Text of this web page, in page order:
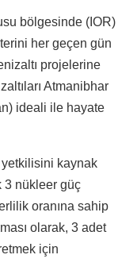
bölgesinde (IOR)
her geçen gün
projelerine
Atmanibhar
ideali ile hayate
yetkilisini kaynak
3 nükleer güç
oranına sahip
olarak, 3 adet
için